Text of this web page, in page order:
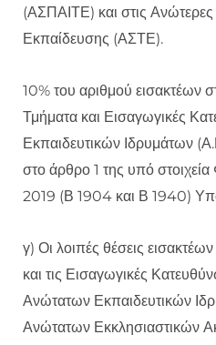
(ΑΣΠΑΙΤΕ) και στις Ανώτερες
Εκπαίδευσης (ΑΣΤΕ).
10% του αριθμού εισακτέων
Τμήματα και Εισαγωγικές
Εκπαιδευτικών Ιδρυμάτων
στο άρθρο 1 της υπό
2019 (Β 1904 και Β 1940)
γ) Οι λοιπές θέσεις
και τις Εισαγωγικές
Ανώτατων Εκπαιδευτικών
Ανώτατων Εκκλησιαστικών